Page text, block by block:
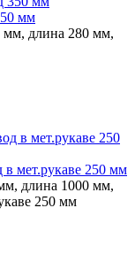
мм
мм, длина 280 мм,
мет.рукаве 250 мм
длина 1000 мм,
250 мм